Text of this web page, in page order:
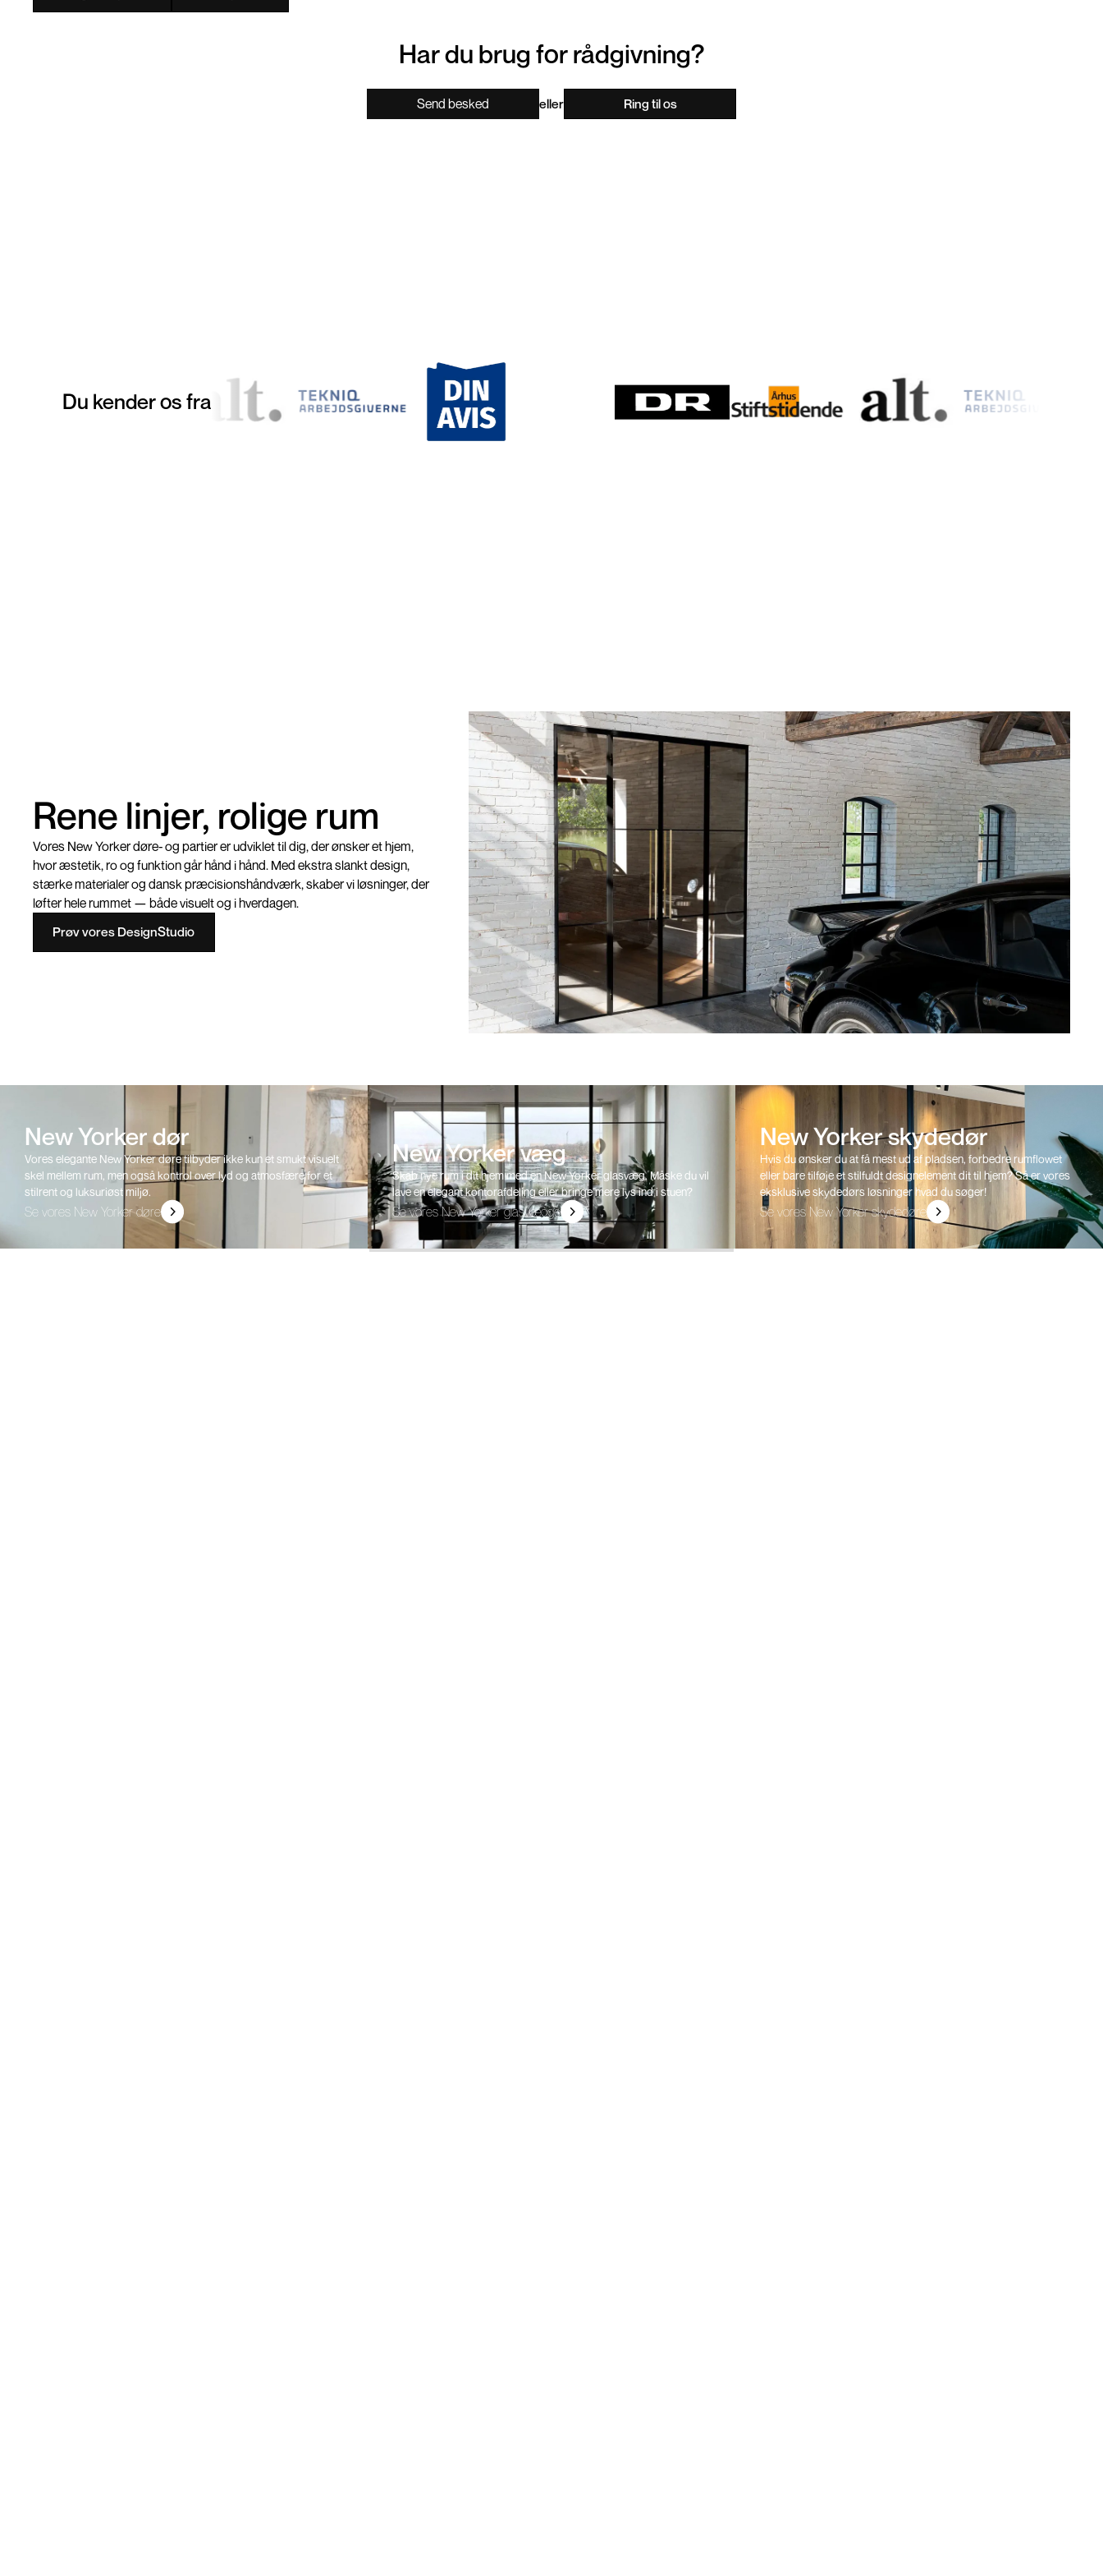
Har du brug for rådgivning?
Send besked eller Ring til os
Du kender os fra
Rene linjer, rolige rum
Vores New Yorker døre- og partier er udviklet til dig, der ønsker et hjem,
hvor æstetik, ro og funktion går hånd i hånd. Med ekstra slankt design,
stærke materialer og dansk præcisionshåndværk, skaber vi løsninger, der
løfter hele rummet — både visuelt og i hverdagen.
Prøv vores DesignStudio
New Yorker dør
Vores elegante New Yorker døre tilbyder ikke kun et smukt visuelt
skel mellem rum, men også kontrol over lyd og atmosfære for et
stilrent og luksuriøst miljø.
Se vores New Yorker døre
New Yorker væg
Skab nye rum i dit hjem med en New Yorker glasvæg. Måske du vil
lave en elegant kontorafdeling eller bringe mere lys ind i stuen?
Se vores New Yorker glasvægge
New Yorker skydedør
Hvis du ønsker du at få mest ud af pladsen, forbedre rumflowet
eller bare tilføje et stilfuldt designelement dit til hjem? Så er vores
eksklusive skydedørs løsninger hvad du søger!
Se vores New Yorker skydedøre